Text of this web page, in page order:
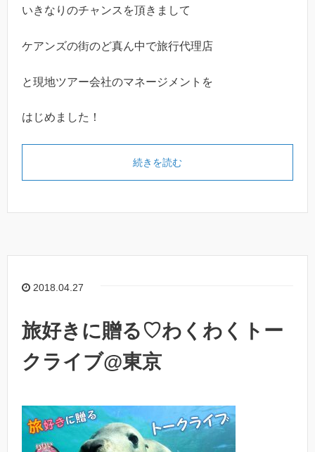
いきなりのチャンスを頂きまして
ケアンズの街のど真ん中で旅行代理店
と現地ツアー会社のマネージメントを
はじめました！
続きを読む
2018.04.27
旅好きに贈る♡わくわくトー
クライブ@東京